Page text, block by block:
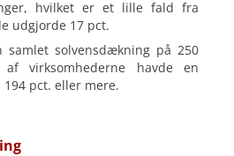
hvilket er et lille fald fra
udgjorde 17 pct.
samlet solvensdækning på 250
virksomhederne havde en
pct. eller mere.